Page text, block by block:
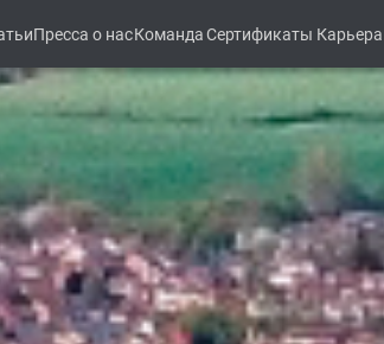
Пресса о насКомандаСертификаты Карьера